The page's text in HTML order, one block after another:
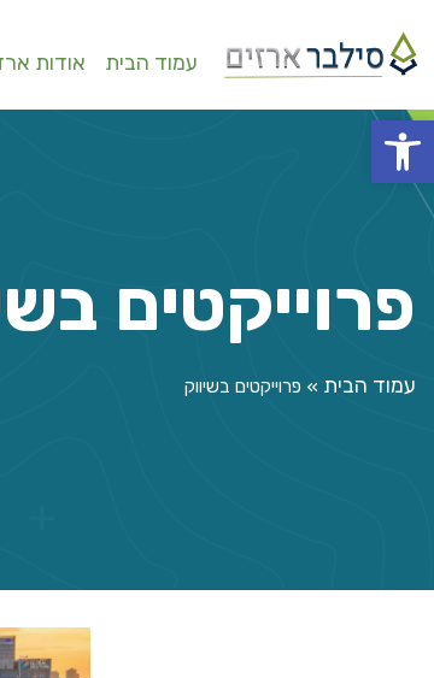
פתח סרגל נגישות
עמוד הבית אודות
פרוייקטים
עמוד הבית » פרוייקטים בשיווק